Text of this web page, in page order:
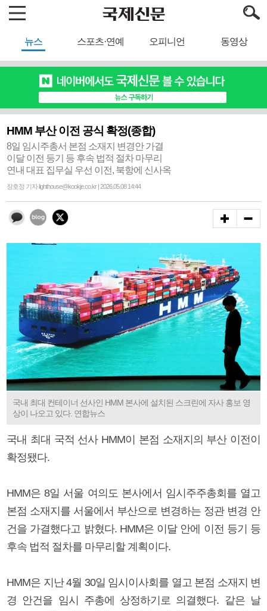
뉴스 스포츠·연예 오피니언 동영상
HMM 부산 이전 공식 확정(종합)
8일 임시주총서 본점 소재지 변경안 가결
이달 이전 등기 등 후속 법적 절차 마무리
연내 대표 집무실 우선 이전, 북항에 신사옥
장호정 기자 lighthouse@kookje.co.kr | 2026.05.08 14:44
국내 최대 컨테이너 선사인 HMM 본사에 설치된 스크린에 자사 홍보 영
상이 나오고 있다. 연합뉴스
국내 최대 국적 선사 HMM이 본점 소재지의 부산 이전이
확정됐다.
HMM은 8일 서울 여의도 본사에서 임시주주총회를 열고
본점 소재지를 서울에서 부산으로 변경하는 정관 변경 안
건을 가결했다고 밝혔다. HMM은 이달 안에 이전 등기 등
후속 법적 절차를 마무리할 계획이다.
HMM은 지난 4월 30일 임시이사회를 열고 본점 소재지 변
경 안건을 임시 주총에 상정하기로 의결했다. 같은 날